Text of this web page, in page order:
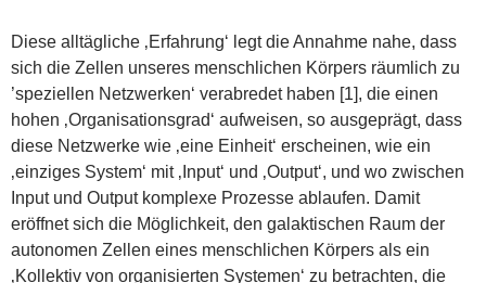
Diese alltägliche ‚Erfahrung‘ legt die Annahme nahe, dass
sich die Zellen unseres menschlichen Körpers räumlich zu
’speziellen Netzwerken‘ verabredet haben [1], die einen
hohen ‚Organisationsgrad‘ aufweisen, so ausgeprägt, dass
diese Netzwerke wie ‚eine Einheit‘ erscheinen, wie ein
‚einziges System‘ mit ‚Input‘ und ‚Output‘, und wo zwischen
Input und Output komplexe Prozesse ablaufen. Damit
eröffnet sich die Möglichkeit, den galaktischen Raum der
autonomen Zellen eines menschlichen Körpers als ein
‚Kollektiv von organisierten Systemen‘ zu betrachten, die